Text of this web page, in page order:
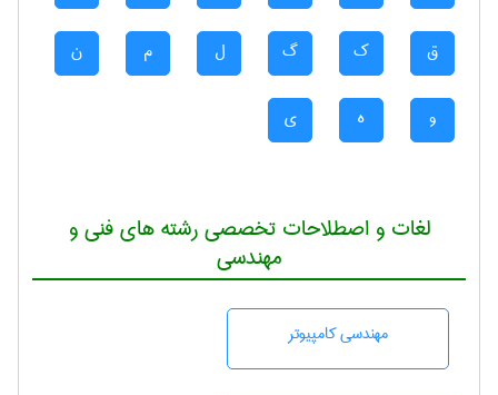
ق ک گ ل م ن
و ه ی
لغات و اصطلاحات تخصصی رشته های فنی و
مهندسی
مهندسی كامپيوتر